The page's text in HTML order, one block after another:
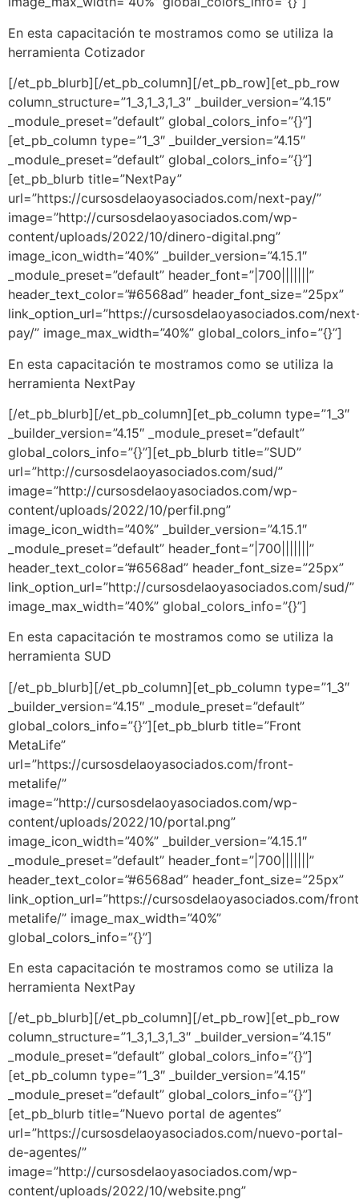
En esta capacitación te mostramos como se utiliza la
herramienta Cotizador
[/et_pb_blurb][/et_pb_column][/et_pb_row][et_pb_row
column_structure=”1_3,1_3,1_3″ _builder_version=”4.15″
_module_preset=”default” global_colors_info=”{}”]
[et_pb_column type=”1_3″ _builder_version=”4.15″
_module_preset=”default” global_colors_info=”{}”]
[et_pb_blurb title=”NextPay”
url=”https://cursosdelaoyasociados.com/next-pay/”
image=”http://cursosdelaoyasociados.com/wp-
content/uploads/2022/10/dinero-digital.png”
image_icon_width=”40%” _builder_version=”4.15.1″
_module_preset=”default” header_font=”|700|||||||”
header_text_color=”#6568ad” header_font_size=”25px”
link_option_url=”https://cursosdelaoyasociados.com/
pay/” image_max_width=”40%” global_colors_info=”{}”]
En esta capacitación te mostramos como se utiliza la
herramienta NextPay
[/et_pb_blurb][/et_pb_column][et_pb_column type=”1_3″
_builder_version=”4.15″ _module_preset=”default”
global_colors_info=”{}”][et_pb_blurb title=”SUD”
url=”http://cursosdelaoyasociados.com/sud/”
image=”http://cursosdelaoyasociados.com/wp-
content/uploads/2022/10/perfil.png”
image_icon_width=”40%” _builder_version=”4.15.1″
_module_preset=”default” header_font=”|700|||||||”
header_text_color=”#6568ad” header_font_size=”25px”
link_option_url=”http://cursosdelaoyasociados.com/sud/”
image_max_width=”40%” global_colors_info=”{}”]
En esta capacitación te mostramos como se utiliza la
herramienta SUD
[/et_pb_blurb][/et_pb_column][et_pb_column type=”1_3″
_builder_version=”4.15″ _module_preset=”default”
global_colors_info=”{}”][et_pb_blurb title=”Front
MetaLife”
url=”https://cursosdelaoyasociados.com/front-
metalife/”
image=”http://cursosdelaoyasociados.com/wp-
content/uploads/2022/10/portal.png”
image_icon_width=”40%” _builder_version=”4.15.1″
_module_preset=”default” header_font=”|700|||||||”
header_text_color=”#6568ad” header_font_size=”25px”
link_option_url=”https://cursosdelaoyasociados.com/
metalife/” image_max_width=”40%”
global_colors_info=”{}”]
En esta capacitación te mostramos como se utiliza la
herramienta NextPay
[/et_pb_blurb][/et_pb_column][/et_pb_row][et_pb_row
column_structure=”1_3,1_3,1_3″ _builder_version=”4.15″
_module_preset=”default” global_colors_info=”{}”]
[et_pb_column type=”1_3″ _builder_version=”4.15″
_module_preset=”default” global_colors_info=”{}”]
[et_pb_blurb title=”Nuevo portal de agentes”
url=”https://cursosdelaoyasociados.com/nuevo-portal-
de-agentes/”
image=”http://cursosdelaoyasociados.com/wp-
content/uploads/2022/10/website.png”